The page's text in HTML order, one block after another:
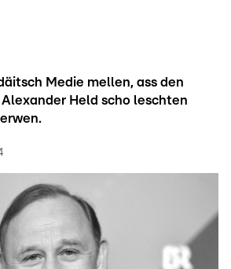
Medie mellen, ass den
Held scho leschten